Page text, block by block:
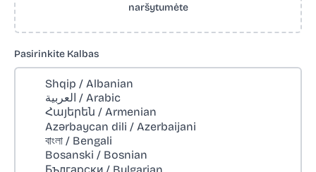
naršytumėte
Pasirinkite Kalbas